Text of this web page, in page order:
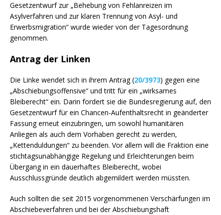
Gesetzentwurf zur „Behebung von Fehlanreizen im
Asylverfahren und zur klaren Trennung von Asyl- und
Erwerbsmigration“ wurde wieder von der Tagesordnung
genommen.
Antrag der Linken
Die Linke wendet sich in ihrem Antrag (20/3973) gegen eine
„Abschiebungsoffensive“ und tritt für ein „wirksames
Bleiberecht“ ein. Darin fordert sie die Bundesregierung auf, den
Gesetzentwurf für ein Chancen-Aufenthaltsrecht in geänderter
Fassung erneut einzubringen, um sowohl humanitären
Anliegen als auch dem Vorhaben gerecht zu werden,
„Kettenduldungen“ zu beenden. Vor allem will die Fraktion eine
stichtagsunabhängige Regelung und Erleichterungen beim
Übergang in ein dauerhaftes Bleiberecht, wobei
Ausschlussgründe deutlich abgemildert werden müssten.
Auch sollten die seit 2015 vorgenommenen Verschärfungen im
Abschiebeverfahren und bei der Abschiebungshaft